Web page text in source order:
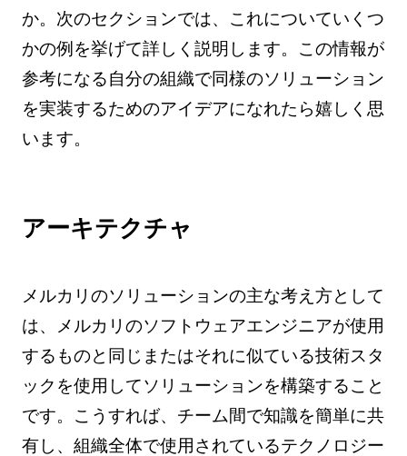
か。次のセクションでは、これについていくつ
かの例を挙げて詳しく説明します。この情報が
参考になる自分の組織で同様のソリューション
を実装するためのアイデアになれたら嬉しく思
います。
アーキテクチャ
メルカリのソリューションの主な考え方として
は、メルカリのソフトウェアエンジニアが使用
するものと同じまたはそれに似ている技術スタ
ックを使用してソリューションを構築すること
です。こうすれば、チーム間で知識を簡単に共
有し、組織全体で使用されているテクノロジー